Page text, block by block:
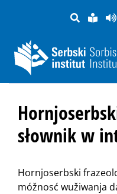
PYTANJE
RĚČ
słownik w
Hornjoserbski
móžnosć wužiwanja